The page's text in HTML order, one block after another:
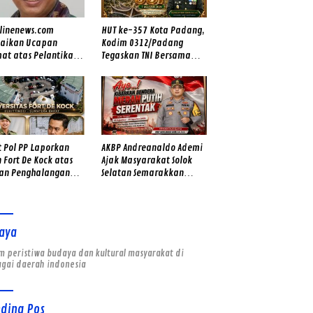
Ucapan
atas Pelantikan
Direktur Utama
Tirta Alami
HUT ke-357 Kota Padang,
Kodim 0312/Padang
Tegaskan TNI Bersama
Makin Maju
Pol PP Laporkan
Fort De Kock atas
Penghalangan
Rekayasa
yang Menghambat
Keadilan”
AKBP Andreanaldo Ademi
Ajak Masyarakat Solok
Selatan Semarakkan
peristiwa budaya dan kultural masyarakat di
daerah indonesia
Pos